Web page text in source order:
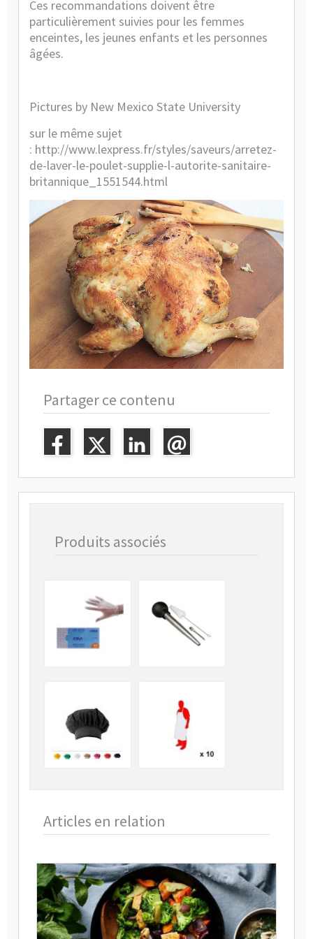
Ces recommandations doivent être
particulièrement suivies pour les femmes
enceintes, les jeunes enfants et les personnes
âgées.
Pictures by New Mexico State University
sur le même sujet
: http://www.lexpress.fr/styles/saveurs/arretez-
de-laver-le-poulet-supplie-l-autorite-sanitaire-
britannique_1551544.html
Partager ce contenu
Produits associés
Articles en relation